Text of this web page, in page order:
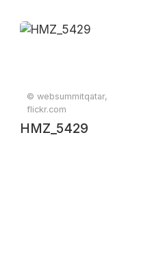
© websummitqatar,
flickr.com
HMZ_5429